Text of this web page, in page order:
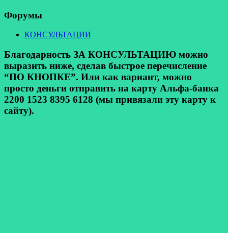
Форумы
КОНСУЛЬТАЦИИ
Благодарность ЗА КОНСУЛЬТАЦИЮ можно
выразить ниже, сделав быстрое перечисление
“ПО КНОПКЕ”. Или как вариант, можно
просто деньги отправить на карту Альфа-банка
2200 1523 8395 6128 (мы привязали эту карту к
сайту).